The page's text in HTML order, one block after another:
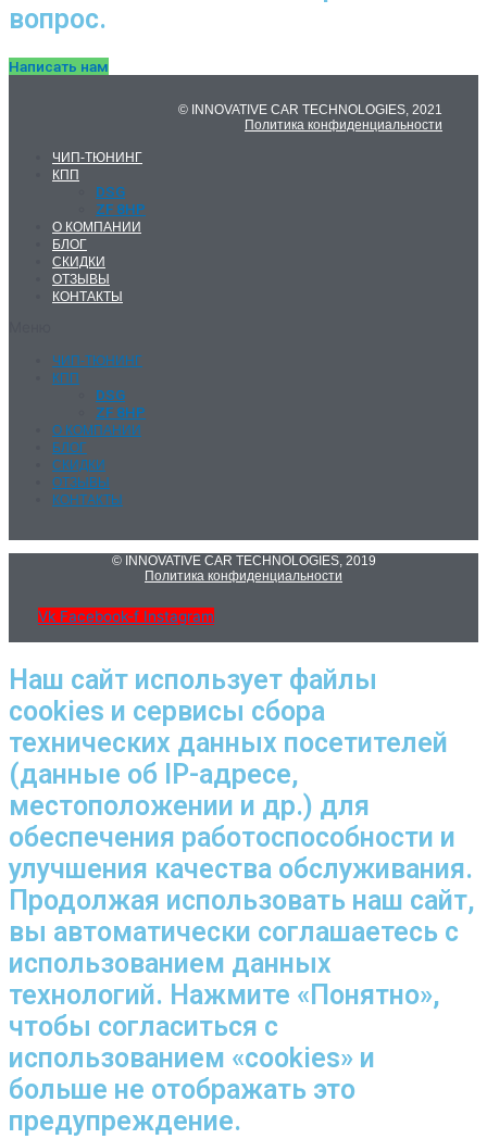
вопрос.
Написать нам
© INNOVATIVE CAR TECHNOLOGIES, 2021
Политика конфиденциальности
ЧИП-ТЮНИНГ
КПП
DSG
ZF 8HP
О КОМПАНИИ
БЛОГ
СКИДКИ
ОТЗЫВЫ
КОНТАКТЫ
ЧИП-ТЮНИНГ
КПП
DSG
ZF 8HP
О КОМПАНИИ
БЛОГ
СКИДКИ
ОТЗЫВЫ
КОНТАКТЫ
© INNOVATIVE CAR TECHNOLOGIES, 2019
Политика конфиденциальности
Vk Facebook-f Instagram
Наш сайт использует файлы
cookies и сервисы сбора
технических данных посетителей
(данные об IP-адресе,
местоположении и др.) для
обеспечения работоспособности и
улучшения качества обслуживания.
Продолжая использовать наш сайт,
вы автоматически соглашаетесь с
использованием данных
технологий. Нажмите «Понятно»,
чтобы согласиться с
использованием «cookies» и
больше не отображать это
предупреждение.